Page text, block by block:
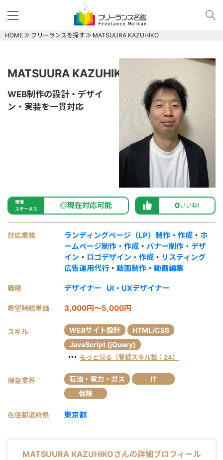
HOME フリーランスを探す MATSUURA KAZUHIKO
MATSUURA KAZUHIKO
WEB制作の設計・デザイ
ン・実装を一貫対応
稼働
ステータス
◎現在対応可能 0いいね!
対応業務 ランディングページ（LP）制作・作成 ・ ホ
ームページ制作・作成 ・ バナー制作・デザ
イン ・ ロゴデザイン・作成 ・ リスティング
広告運用代行 ・ 動画制作・動画編集
職種 デザイナー UI・UXデザイナー
希望時給単価 3,000円～5,000円
スキル WEBサイト設計
HTML/CSS
JavaScript (jQuery)
・・・ もっと見る（登録スキル数：24）
得意業界 石油・電力・ガス
IT
保険
在住都道府県 東京都
MATSUURA KAZUHIKOさんの詳細プロフィール